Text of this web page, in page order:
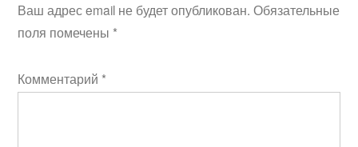
Ваш адрес email не будет опубликован. Обязательные
поля помечены *
Комментарий *